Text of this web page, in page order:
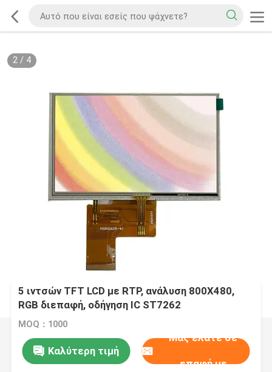
2/ 4
5 ιντσών TFT LCD με RTP, ανάλυση 800X480,
RGB διεπαφή, οδήγηση IC ST7262
MOQ：1000
Καλύτερη τιμή
Μας ελάτε σε
επαφή με